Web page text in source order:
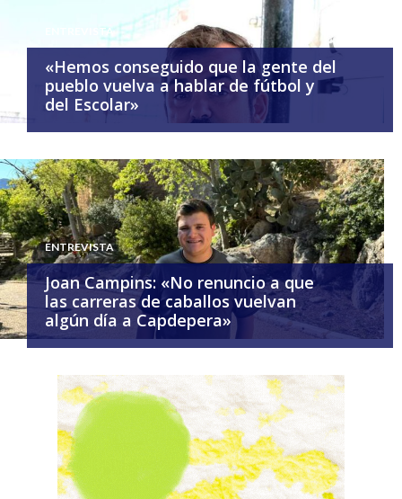
ENTREVISTA
«Hemos conseguido que la gente del
pueblo vuelva a hablar de fútbol y
del Escolar»
ENTREVISTA
Joan Campins: «No renuncio a que
las carreras de caballos vuelvan
algún día a Capdepera»